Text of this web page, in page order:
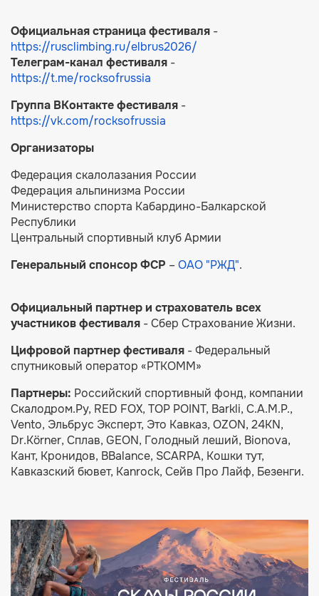
Официальная страница фестиваля -
https://rusclimbing.ru/elbrus2026/
Телеграм-канал фестиваля -
https://t.me/rocksofrussia
Группа ВКонтакте фестиваля -
https://vk.com/rocksofrussia
Организаторы
Федерация скалолазания России
Федерация альпинизма России
Министерство спорта Кабардино-Балкарской
Республики
Центральный спортивный клуб Армии
Генеральный спонсор ФСР – ОАО "РЖД".
Официальный партнер и страхователь всех
участников фестиваля - Сбер Cтрахование Жизни.
Цифровой партнер фестиваля - Федеральный
спутниковый оператор «РТКОММ»
Партнеры: Российский спортивный фонд, компании
Скалодром.Ру, RED FOX, TOP POINT, Barkli, C.A.M.P.,
Vento, Эльбрус Эксперт, Это Кавказ, OZON, 24KN,
Dr.Körner, Сплав, GEON, Голодный леший, Bionova,
Кант, Кронидов, BBalance, SCARPA, Кошки тут,
Кавказский бювет, Kanrock, Сейв Про Лайф, Безенги.